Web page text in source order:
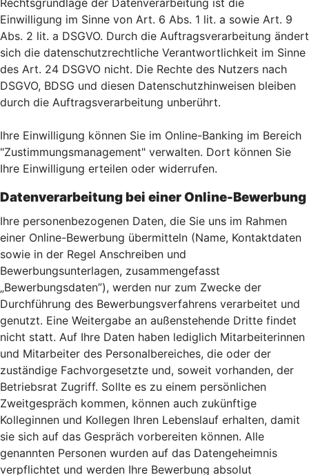
Rechtsgrundlage der Datenverarbeitung ist die
Einwilligung im Sinne von Art. 6 Abs. 1 lit. a sowie Art. 9
Abs. 2 lit. a DSGVO. Durch die Auftragsverarbeitung ändert
sich die datenschutzrechtliche Verantwortlichkeit im Sinne
des Art. 24 DSGVO nicht. Die Rechte des Nutzers nach
DSGVO, BDSG und diesen Datenschutzhinweisen bleiben
durch die Auftragsverarbeitung unberührt.
Ihre Einwilligung können Sie im Online-Banking im Bereich
"Zustimmungsmanagement" verwalten. Dort können Sie
Ihre Einwilligung erteilen oder widerrufen.
Datenverarbeitung bei einer Online-Bewerbung
Ihre personenbezogenen Daten, die Sie uns im Rahmen
einer Online-Bewerbung übermitteln (Name, Kontaktdaten
sowie in der Regel Anschreiben und
Bewerbungsunterlagen, zusammengefasst
„Bewerbungsdaten”), werden nur zum Zwecke der
Durchführung des Bewerbungsverfahrens verarbeitet und
genutzt. Eine Weitergabe an außenstehende Dritte findet
nicht statt. Auf Ihre Daten haben lediglich Mitarbeiterinnen
und Mitarbeiter des Personalbereiches, die oder der
zuständige Fachvorgesetzte und, soweit vorhanden, der
Betriebsrat Zugriff. Sollte es zu einem persönlichen
Zweitgespräch kommen, können auch zukünftige
Kolleginnen und Kollegen Ihren Lebenslauf erhalten, damit
sie sich auf das Gespräch vorbereiten können. Alle
genannten Personen wurden auf das Datengeheimnis
verpflichtet und werden Ihre Bewerbung absolut